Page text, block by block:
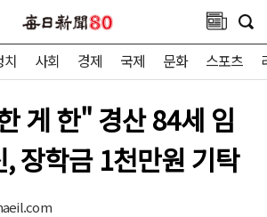
치 사회 경제 국제 문화 스포츠
게 한" 경산 84세 임
장학금 1천만원 기탁